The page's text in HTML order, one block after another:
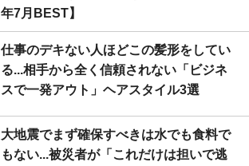
年7月BEST】
仕事のデキない人ほどこの髪形をしてい
る...相手から全く信頼されない「ビジネ
スで一発アウト」ヘアスタイル3選
大地震でまず確保すべきは水でも食料で
もない...被災者が「これだけは担いで逃